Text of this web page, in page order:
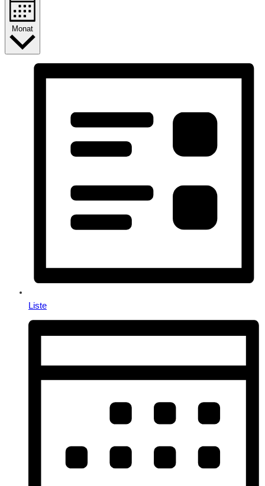
Monat
Liste